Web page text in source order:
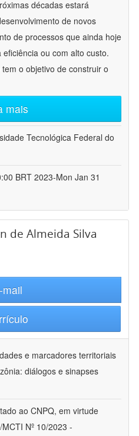
décadas estará
de novos
de processos que ainda hoje
ou com alto custo.
o objetivo de construir o
mais
Tecnológica Federal do
BRT 2023-Mon Jan 31
de Almeida Silva
mail
e marcadores territoriais
diálogos e sinapses
ao CNPQ, em virtude
Nº 10/2023 -